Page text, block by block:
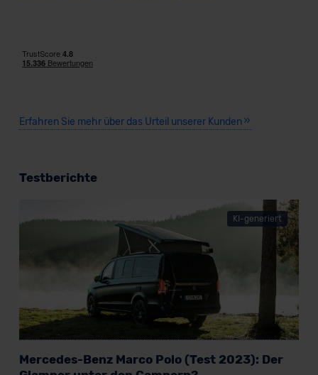
Erfahren Sie mehr über das Urteil unserer Kunden
Testberichte
KI-generiert
Mercedes-Benz Marco Polo (Test 2023): Der